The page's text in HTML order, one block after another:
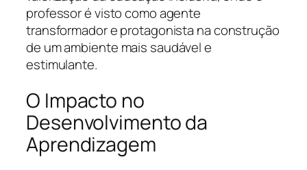
professor é visto como agente
transformador e protagonista na construção
de um ambiente mais saudável e
estimulante.
O Impacto no
Desenvolvimento da
Aprendizagem